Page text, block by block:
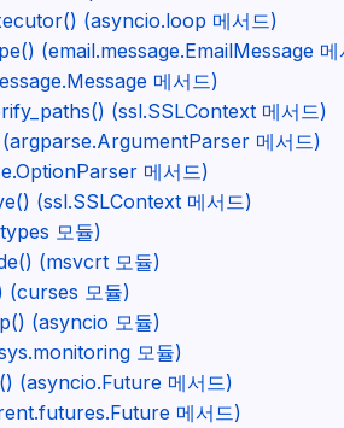
(asyncio.loop 메서드)
(email.message.EmailMessage 메
메서드)
(ssl.SSLContext 메서드)
메서드)
메서드)
(ssl.SSLContext 메서드)
모듈)
(msvcrt 모듈)
(curses 모듈)
(asyncio 모듈)
모듈)
(asyncio.Future 메서드)
메서드)